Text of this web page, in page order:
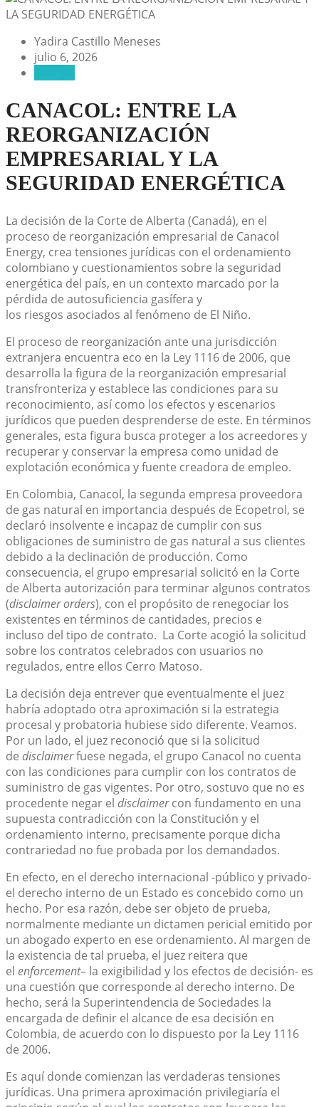
Yadira Castillo Meneses
julio 6, 2026
CANACOL: ENTRE LA
REORGANIZACIÓN
EMPRESARIAL Y LA
SEGURIDAD ENERGÉTICA
La decisión de la Corte de Alberta (Canadá), en el
proceso de reorganización empresarial de Canacol
Energy, crea tensiones jurídicas con el ordenamiento
colombiano y cuestionamientos sobre la seguridad
energética del país, en un contexto marcado por la
pérdida de autosuficiencia gasífera y
los riesgos asociados al fenómeno de El Niño.
El proceso de reorganización ante una jurisdicción
extranjera encuentra eco en la Ley 1116 de 2006, que
desarrolla la figura de la reorganización empresarial
transfronteriza y establece las condiciones para su
reconocimiento, así como los efectos y escenarios
jurídicos que pueden desprenderse de este. En términos
generales, esta figura busca proteger a los acreedores y
recuperar y conservar la empresa como unidad de
explotación económica y fuente creadora de empleo.
En Colombia, Canacol, la segunda empresa proveedora
de gas natural en importancia después de Ecopetrol, se
declaró insolvente e incapaz de cumplir con sus
obligaciones de suministro de gas natural a sus clientes
debido a la declinación de producción. Como
consecuencia, el grupo empresarial solicitó en la Corte
de Alberta autorización para terminar algunos contratos
(disclaimer orders), con el propósito de renegociar los
existentes en términos de cantidades, precios e
incluso del tipo de contrato. La Corte acogió la solicitud
sobre los contratos celebrados con usuarios no
regulados, entre ellos Cerro Matoso.
La decisión deja entrever que eventualmente el juez
habría adoptado otra aproximación si la estrategia
procesal y probatoria hubiese sido diferente. Veamos.
Por un lado, el juez reconoció que si la solicitud
de disclaimerfuese negada, el grupo Canacol no cuenta
con las condiciones para cumplir con los contratos de
suministro de gas vigentes. Por otro, sostuvo que no es
procedente negar el disclaimercon fundamento en una
supuesta contradicción con la Constitución y el
ordenamiento interno, precisamente porque dicha
contrariedad no fue probada por los demandados.
En efecto, en el derecho internacional -público y privado-
el derecho interno de un Estado es concebido como un
hecho. Por esa razón, debe ser objeto de prueba,
normalmente mediante un dictamen pericial emitido por
un abogado experto en ese ordenamiento. Al margen de
la existencia de tal prueba, el juez reitera que
el enforcement– la exigibilidad y los efectos de decisión- es
una cuestión que corresponde al derecho interno. De
hecho, será la Superintendencia de Sociedades la
encargada de definir el alcance de esa decisión en
Colombia, de acuerdo con lo dispuesto por la Ley 1116
de 2006.
Es aquí donde comienzan las verdaderas tensiones
jurídicas. Una primera aproximación privilegiaría el